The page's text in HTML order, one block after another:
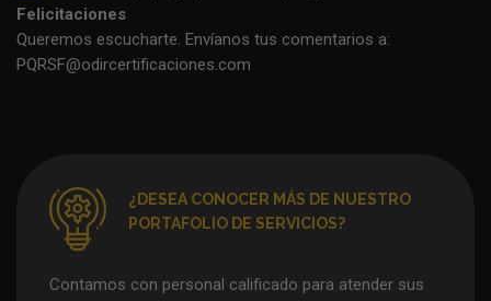
Felicitaciones
Queremos escucharte. Envíanos tus comentarios a:
PQRSF@odircertificaciones.com
¿DESEA CONOCER MÁS DE NUESTRO
PORTAFOLIO DE SERVICIOS?
Contamos con personal calificado para atender sus